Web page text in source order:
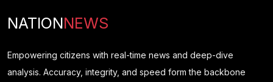
NATIONNEWS
Empowering citizens with real-time news and deep-dive
analysis. Accuracy, integrity, and speed form the backbone